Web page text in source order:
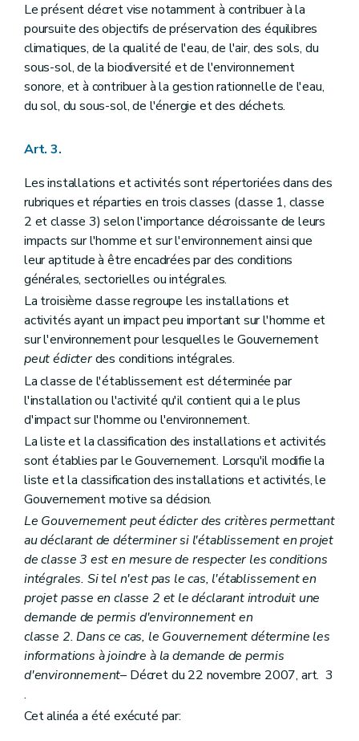
Le présent décret vise notamment à contribuer à la
poursuite des objectifs de préservation des équilibres
climatiques, de la qualité de l'eau, de l'air, des sols, du
sous-sol, de la biodiversité et de l'environnement
sonore, et à contribuer à la gestion rationnelle de l'eau,
du sol, du sous-sol, de l'énergie et des déchets.
Art. 3.
Les installations et activités sont répertoriées dans des
rubriques et réparties en trois classes (classe 1, classe
2 et classe 3) selon l'importance décroissante de leurs
impacts sur l'homme et sur l'environnement ainsi que
leur aptitude à être encadrées par des conditions
générales, sectorielles ou intégrales.
La troisième classe regroupe les installations et
activités ayant un impact peu important sur l'homme et
sur l'environnement pour lesquelles le Gouvernement
peut édicterdes conditions intégrales.
La classe de l'établissement est déterminée par
l'installation ou l'activité qu'il contient qui a le plus
d'impact sur l'homme ou l'environnement.
La liste et la classification des installations et activités
sont établies par le Gouvernement. Lorsqu'il modifie la
liste et la classification des installations et activités, le
Gouvernement motive sa décision.
Le Gouvernement peut édicter des critères permettant
au déclarant de déterminer si l'établissement en projet
de classe 3 est en mesure de respecter les conditions
intégrales. Si tel n'est pas le cas, l'établissement en
projet passe en classe 2 et le déclarant introduit une
demande de permis d'environnement en
classe 2. Dans ce cas, le Gouvernement détermine les
informations à joindre à la demande de permis
d'environnement– Décret du 22 novembre 2007, art. 3
.
Cet alinéa a été exécuté par: